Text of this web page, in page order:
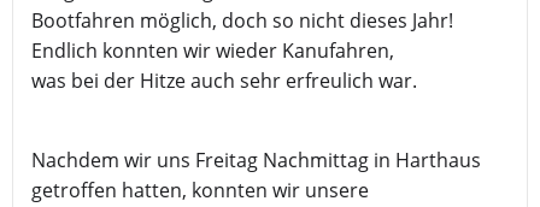
Bootfahren möglich, doch so nicht dieses Jahr!
Endlich konnten wir wieder Kanufahren,
was bei der Hitze auch sehr erfreulich war.
Nachdem wir uns Freitag Nachmittag in Harthaus
getroffen hatten, konnten wir unsere